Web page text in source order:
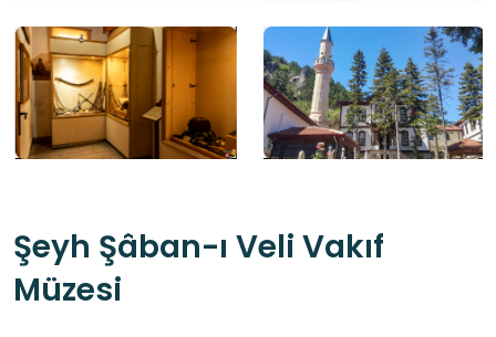
Şeyh Şâban-ı Veli Vakıf
Müzesi